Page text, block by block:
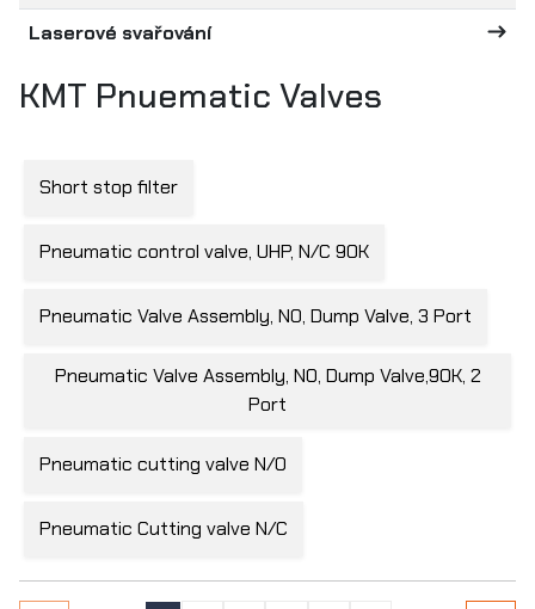
Laserové svařování
KMT Pnuematic Valves
Short stop filter
Pneumatic control valve, UHP, N/C 90K
Pneumatic Valve Assembly, NO, Dump Valve, 3 Port
Pneumatic Valve Assembly, NO, Dump Valve,90K, 2
Port
Pneumatic cutting valve N/O
Pneumatic Cutting valve N/C